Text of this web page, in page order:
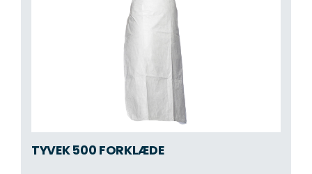
TYVEK 500 FORKLÆDE